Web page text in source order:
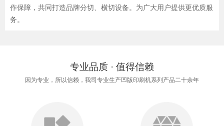
作保障，共同打造品牌分切、横切设备。为广大用户提供更优质服
务。
专业品质 · 值得信赖
因为专业，所以信赖，我司专业生产凹版印刷机系列产品二十余年